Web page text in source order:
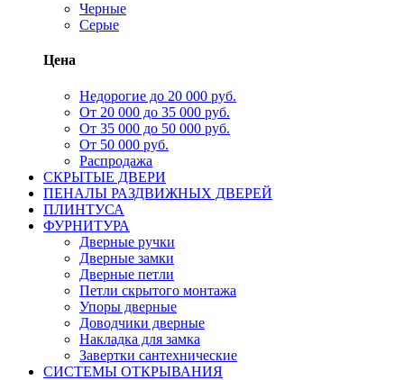
Черные
Серые
Цена
Недорогие до 20 000 руб.
От 20 000 до 35 000 руб.
От 35 000 до 50 000 руб.
От 50 000 руб.
Распродажа
СКРЫТЫЕ ДВЕРИ
ПЕНАЛЫ РАЗДВИЖНЫХ ДВЕРЕЙ
ПЛИНТУСА
ФУРНИТУРА
Дверные ручки
Дверные замки
Дверные петли
Петли скрытого монтажа
Упоры дверные
Доводчики дверные
Накладка для замка
Завертки сантехнические
СИСТЕМЫ ОТКРЫВАНИЯ